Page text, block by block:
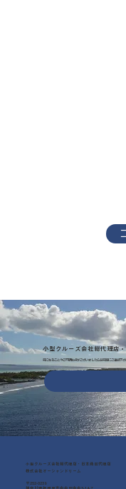
小型クルーズ会社総代理店
気になることやご不明な点がございましたらお気軽にご連絡下さ
小型クルーズ会社総代理店・日本地区代理店
株式会社オーシャンドリーム
〒252-0239